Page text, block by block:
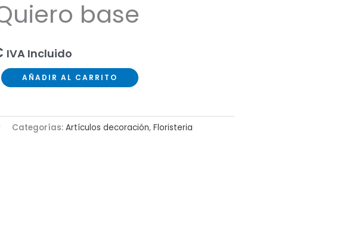
base
IVA Incluido
AÑADIR AL CARRITO
Categorías: Artículos decoración, Floristeria